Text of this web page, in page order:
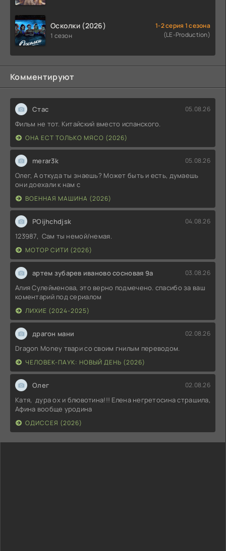
Осколки (2026)
1 сезон
1-2 серия 1 сезона
(LE-Production)
Комментируют
Стас 05.08.26
Фильм не тот. Китайский вместо испанского.
ОНА ЕСТ ТОЛЬКО МЯСО (2026)
merar3k 05.08.26
Олег, А откуда ты знаешь? Может быть и есть, думаешь
они доехали к нам с
ВОЕННАЯ МАШИНА (2026)
POijhchdjsk 04.08.26
123987, Сам ты немой/немая.
МОТОР СИТИ (2026)
артем зубарев иваново сосновая 9а 03.08.26
Алия Сулейменова, это верно подмечено. спасибо за ваш
коментарий под сериалом
ЛИХИЕ (2024-2025)
драгон мани 02.08.26
Dragon Money твари со своим гнилым переводом.
ЧЕЛОВЕК-ПАУК: НОВЫЙ ДЕНЬ (2026)
Олег 02.08.26
Катя, дура ох и блювотина!!! Елена негретосина страшила,
Афина вообще уродина
ОДИССЕЯ (2026)